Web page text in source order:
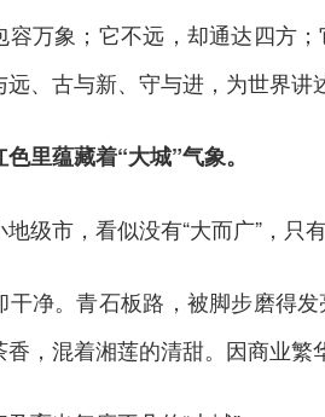
容万象；它不远，却通达四方
、古与新、守与进，为世界讲
里蕴藏着“大城”气象。
级市，看似没有“大而广”，只有
干净。青石板路，被脚步磨得
，混着湘莲的清甜。因商业繁